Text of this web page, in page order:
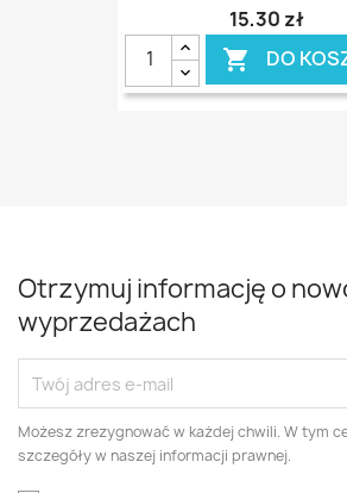
15,30 zł
 DO
Otrzymuj informację o
wyprzedażach
Możesz zrezygnować w każdej chwili. W tym
szczegóły w naszej informacji prawnej.